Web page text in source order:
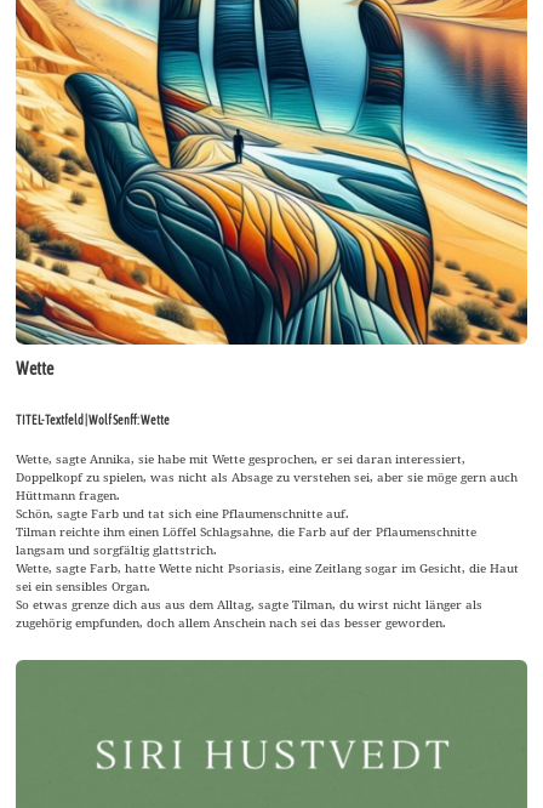
Wette
TITEL-Textfeld | Wolf Senff: Wette
Wette, sagte Annika, sie habe mit Wette gesprochen, er sei daran interessiert,
Doppelkopf zu spielen, was nicht als Absage zu verstehen sei, aber sie möge gern auch
Hüttmann fragen.
Schön, sagte Farb und tat sich eine Pflaumenschnitte auf.
Tilman reichte ihm einen Löffel Schlagsahne, die Farb auf der Pflaumenschnitte
langsam und sorgfältig glattstrich.
Wette, sagte Farb, hatte Wette nicht Psoriasis, eine Zeitlang sogar im Gesicht, die Haut
sei ein sensibles Organ.
So etwas grenze dich aus aus dem Alltag, sagte Tilman, du wirst nicht länger als
zugehörig empfunden, doch allem Anschein nach sei das besser geworden.